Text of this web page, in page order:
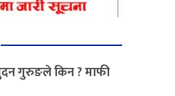
गुरुङले किन ? माफी